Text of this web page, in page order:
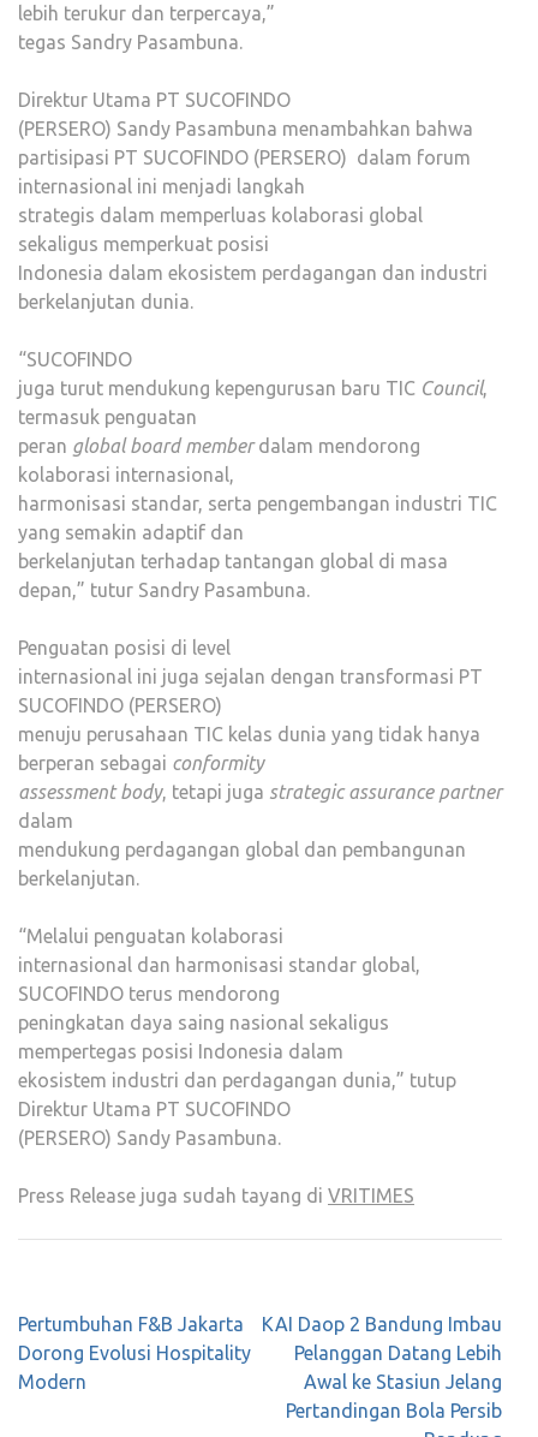
lebih terukur dan terpercaya,”
tegas Sandry Pasambuna.
Direktur Utama PT SUCOFINDO
(PERSERO) Sandy Pasambuna menambahkan bahwa
partisipasi PT SUCOFINDO (PERSERO) dalam forum
internasional ini menjadi langkah
strategis dalam memperluas kolaborasi global
sekaligus memperkuat posisi
Indonesia dalam ekosistem perdagangan dan industri
berkelanjutan dunia.
“SUCOFINDO
juga turut mendukung kepengurusan baru TIC Council,
termasuk penguatan
peran global board memberdalam mendorong
kolaborasi internasional,
harmonisasi standar, serta pengembangan industri TIC
yang semakin adaptif dan
berkelanjutan terhadap tantangan global di masa
depan,” tutur Sandry Pasambuna.
Penguatan posisi di level
internasional ini juga sejalan dengan transformasi PT
SUCOFINDO (PERSERO)
menuju perusahaan TIC kelas dunia yang tidak hanya
berperan sebagai conformity
assessment body, tetapi juga strategic assurance partner
dalam
mendukung perdagangan global dan pembangunan
berkelanjutan.
“Melalui penguatan kolaborasi
internasional dan harmonisasi standar global,
SUCOFINDO terus mendorong
peningkatan daya saing nasional sekaligus
mempertegas posisi Indonesia dalam
ekosistem industri dan perdagangan dunia,” tutup
Direktur Utama PT SUCOFINDO
(PERSERO) Sandy Pasambuna.
Press Release juga sudah tayang di VRITIMES
Post
navigation
Pertumbuhan F&B Jakarta
Dorong Evolusi Hospitality
Modern
KAI Daop 2 Bandung Imbau
Pelanggan Datang Lebih
Awal ke Stasiun Jelang
Pertandingan Bola Persib